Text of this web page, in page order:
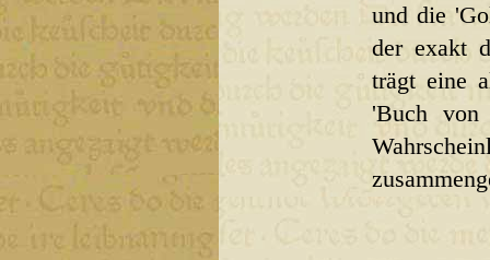
und die
der exakt
trägt eine
'Buch